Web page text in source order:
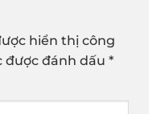
hiển thị công
được đánh dấu *